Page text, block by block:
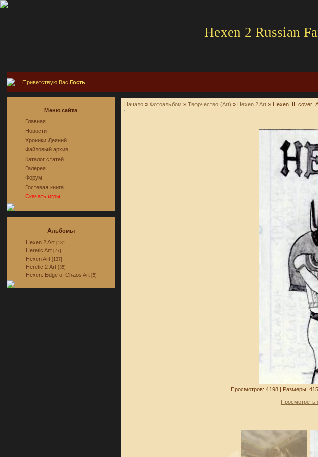
Hexen 2 Russian
Приветствую ВасГость
Меню сайта
Главная
Новости
Хроники Деяний
Файловый архив
Каталог статей
Галерея
Форум
Гостевая книга
Скачать игры
Альбомы
Hexen 2 Art [131]
Heretic Art [77]
Hexen Art [137]
Heretic 2 Art [35]
Hexen: Edge of Chaos Art [5]
Начало »Фотоальбом »Творчество (Art) » Hexen 2 Art »
Просмотров: 4198 | Размеры: